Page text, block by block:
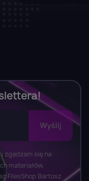
zgadzam się na
materiałów,
FilesShop Bartosz